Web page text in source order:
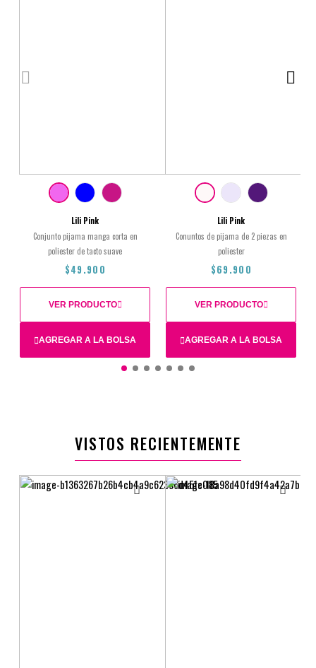
Lili Pink
Conjunto pijama manga corta en
poliester de tacto suave
$49.900
AGREGAR A LA BOLSA
VER PRODUCTO
$49.900
Lili Pink
Conuntos de pijama de 2 piezas en
poliester
$69.900
AGREGAR A LA BOLSA
VER PRODUCTO
$69.900
VISTOS RECIENTEMENTE